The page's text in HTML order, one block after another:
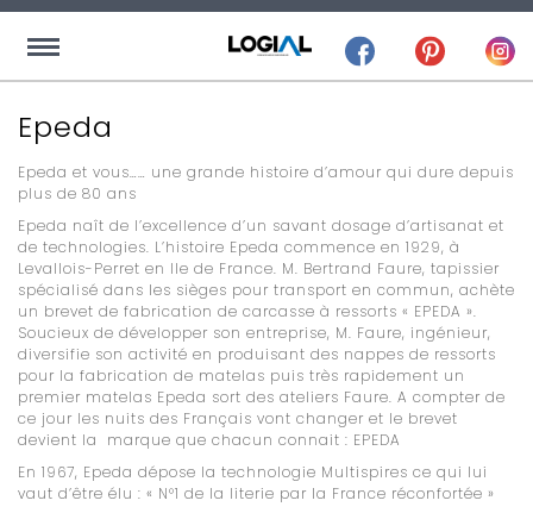
Epeda
Epeda et vous…… une grande histoire d’amour qui dure depuis
plus de 80 ans
Epeda naît de l’excellence d’un savant dosage d’artisanat et
de technologies. L’histoire Epeda commence en 1929, à
Levallois-Perret en Ile de France. M. Bertrand Faure, tapissier
spécialisé dans les sièges pour transport en commun, achète
un brevet de fabrication de carcasse à ressorts « EPEDA ».
Soucieux de développer son entreprise, M. Faure, ingénieur,
diversifie son activité en produisant des nappes de ressorts
pour la fabrication de matelas puis très rapidement un
premier matelas Epeda sort des ateliers Faure. A compter de
ce jour les nuits des Français vont changer et le brevet
devient la
marque que chacun connait : EPEDA
En 1967, Epeda dépose la technologie Multispires ce qui lui
vaut d’être élu : « N°1 de la literie par la France réconfortée »